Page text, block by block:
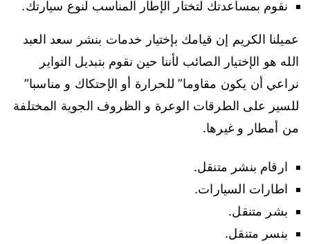
نقوم بمساعدتك لتختار الإطار المناسب لنوع سيارتك.
عميلنا الكريم إن قيامك بإختيار خدمات بنشر سعد العبد
الله هو الإختيار الصائب لأننا حين نقوم بتبديل التواير
نراعي أن يكون مقاوما” للحرارة أو الإحتكاك و مناسبا”
للسير على الطرقات الوعرة و الظروف الجوية المختلفة
من أمطار و غيرها.
ارقام بنشر متنقل.
اطارات السيارات.
بشر متنقل.
بنسر متنقل.